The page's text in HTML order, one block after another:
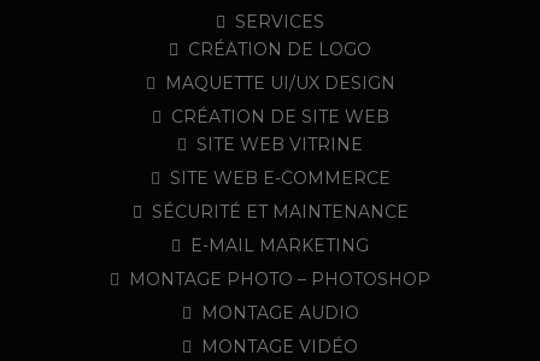
SERVICES
CRÉATION DE LOGO
MAQUETTE UI/UX DESIGN
CRÉATION DE SITE WEB
SITE WEB VITRINE
SITE WEB E-COMMERCE
SÉCURITÉ ET MAINTENANCE
E-MAIL MARKETING
MONTAGE PHOTO – PHOTOSHOP
MONTAGE AUDIO
MONTAGE VIDÉO